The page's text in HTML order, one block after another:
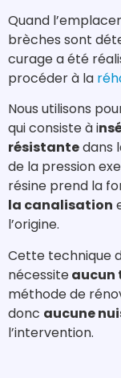
Quand
brèches sont
curage a été
procéder à la
Nous utilisons
qui consiste à i
résistantedans
de la pression
résine prend la
la canalisation
l’origine.
Cette technique
nécessiteaucun
méthode de
donc aucune
l’intervention.